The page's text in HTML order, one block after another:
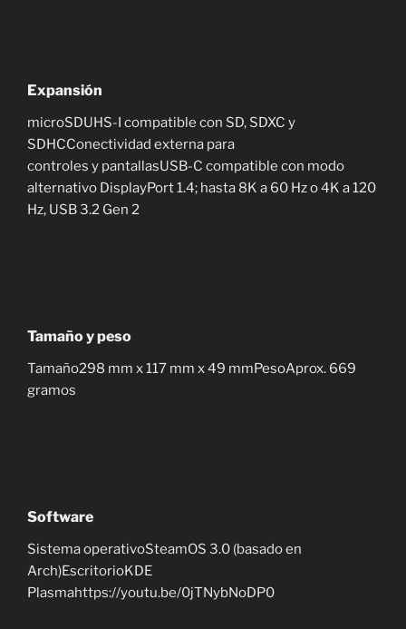
Expansión
microSDUHS-I compatible con SD, SDXC y
SDHCConectividad externa para
controles y pantallasUSB-C compatible con modo
alternativo DisplayPort 1.4; hasta 8K a 60 Hz o 4K a 120
Hz, USB 3.2 Gen 2
Tamaño y peso
Tamaño298 mm x 117 mm x 49 mmPesoAprox. 669
gramos
Software
Sistema operativoSteamOS 3.0 (basado en
Arch)EscritorioKDE
Plasmahttps://youtu.be/0jTNybNoDP0